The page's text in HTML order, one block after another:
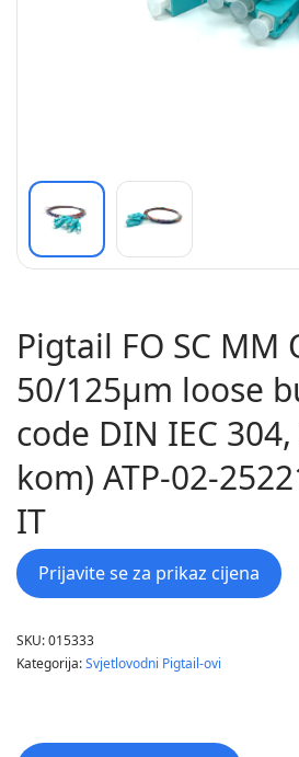
Pigtail FO SC MM
50/125µm loose
code DIN IEC
kom) ATP-02-
IT
Prijavite se za prikaz cijena
SKU:015333
Kategorija:Svjetlovodni Pigtail-ovi